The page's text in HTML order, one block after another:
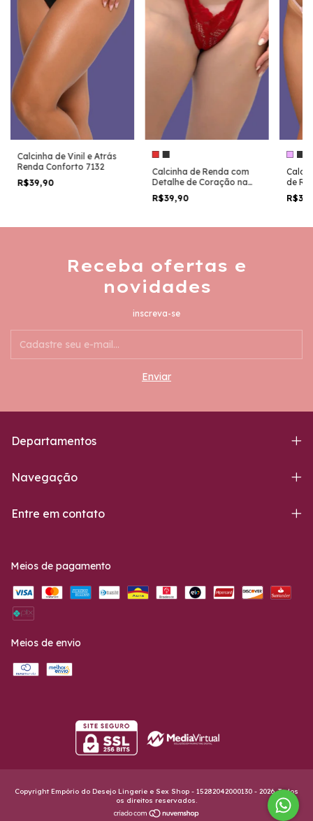
Calcinha de Vinil e Atrás
Renda Conforto 7132
R$39,90
Calcinha de Renda com
Detalhe de Coração na
Frente HOT LOVE
R$39,90
de
Receba ofertas e
novidades
inscreva-se
Departamentos
Navegação
Entre em contato
Meios de pagamento
Meios de envio
Copyright Empório do Desejo Lingerie e Sex Shop - 15282042000130 - 2026. Todos
os direitos reservados.